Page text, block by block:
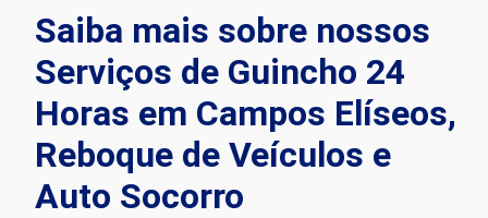
Saiba mais sobre nossos
Serviços de Guincho 24
Horas em Campos Elíseos,
Reboque de Veículos e
Auto Socorro